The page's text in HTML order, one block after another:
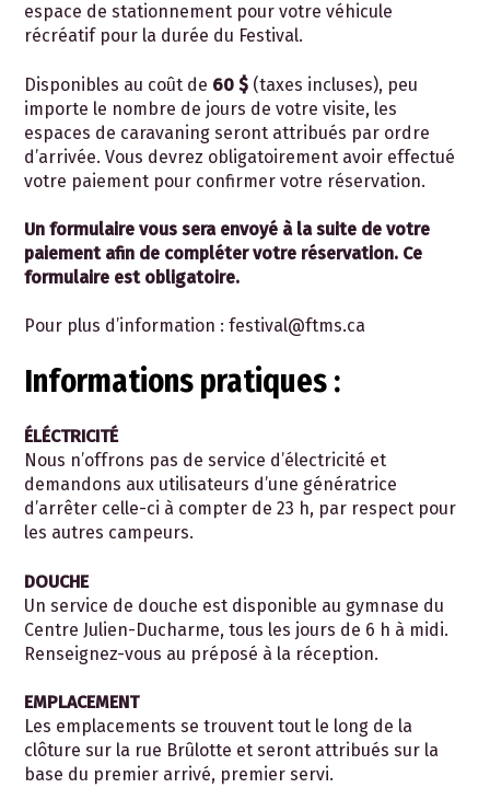
espace de stationnement pour votre véhicule
récréatif pour la durée du Festival.
Disponibles au coût de 60 $ (taxes incluses), peu
importe le nombre de jours de votre visite, les
espaces de caravaning seront attribués par ordre
d’arrivée. Vous devrez obligatoirement avoir effectué
votre paiement pour confirmer votre réservation.
Un formulaire vous sera envoyé à la suite de votre
paiement afin de compléter votre réservation. Ce
formulaire est obligatoire.
Pour plus d’information : festival@ftms.ca
Informations pratiques :
ÉLÉCTRICITÉ
Nous n’offrons pas de service d’électricité et
demandons aux utilisateurs d’une génératrice
d’arrêter celle-ci à compter de 23 h, par respect pour
les autres campeurs.
DOUCHE
Un service de douche est disponible au gymnase du
Centre Julien-Ducharme, tous les jours de 6 h à midi.
Renseignez-vous au préposé à la réception.
EMPLACEMENT
Les emplacements se trouvent tout le long de la
clôture sur la rue Brûlotte et seront attribués sur la
base du premier arrivé, premier servi.